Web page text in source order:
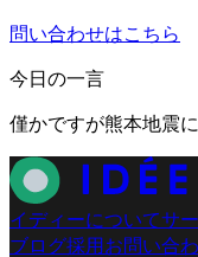
問い合わせはこちら
今日の一言
僅かですが熊本地震
イディーについてサ
ブログ採用お問い合